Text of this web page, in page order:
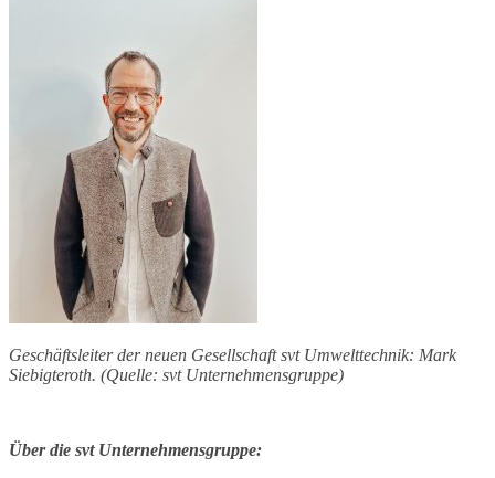
Geschäftsleiter der neuen Gesellschaft svt Umwelttechnik: Mark
Siebigteroth. (Quelle: svt Unternehmensgruppe)
Über die svt Unternehmensgruppe: